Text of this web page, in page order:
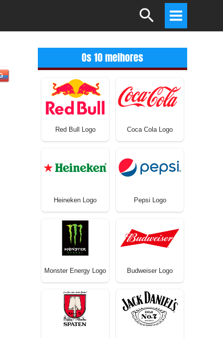
Search
Main
Menu
Os 10 melhores
Red Bull Logo Coca Cola Logo
Heineken Logo Pepsi Logo
Monster Energy Logo Budweiser Logo